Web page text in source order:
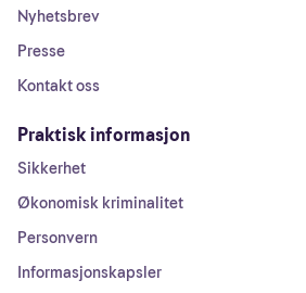
Nyhetsbrev
Presse
Kontakt oss
Praktisk informasjon
Sikkerhet
Økonomisk kriminalitet
Personvern
Informasjonskapsler